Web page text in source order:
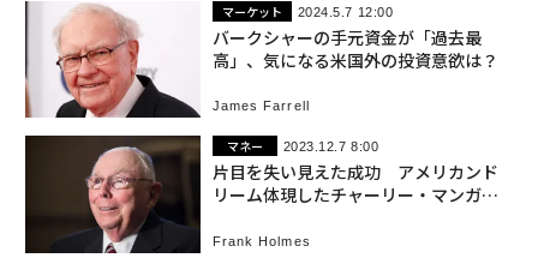
マーケット 2024.5.7 12:00
バークシャーの手元資金が「過去最
高」、気になる米国外の投資意欲は？
James Farrell
マネー 2023.12.7 8:00
片目を失い見えた成功 アメリカンド
リーム体現したチャーリー・マンガー
Frank Holmes